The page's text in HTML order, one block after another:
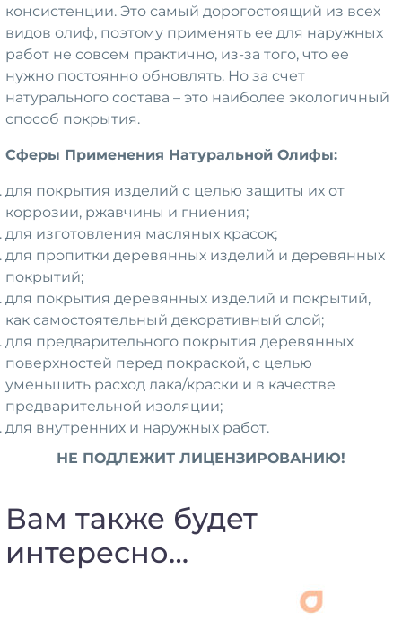
консистенции. Это самый дорогостоящий из всех
видов олиф, поэтому применять ее для наружных
работ не совсем практично, из-за того, что ее
нужно постоянно обновлять. Но за счет
натурального состава – это наиболее экологичный
способ покрытия.
Сферы Применения НатуральнойОлифы:
для покрытия изделий с целью защиты их от
коррозии, ржавчины и гниения;
для изготовления масляных красок;
для пропитки деревянных изделий и деревянных
покрытий;
для покрытия деревянных изделий и покрытий,
как самостоятельный декоративный слой;
для предварительного покрытия деревянных
поверхностей перед покраской, с целью
уменьшить расход лака/краски и в качестве
предварительной изоляции;
для внутренних и наружных работ.
НЕ ПОДЛЕЖИТ ЛИЦЕНЗИРОВАНИЮ!
Вам также будет
интересно…